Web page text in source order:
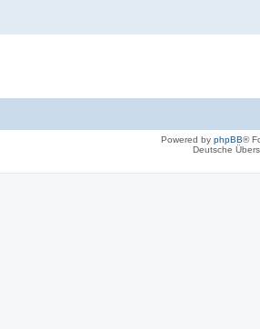
Powered by phpBB®
Deutsche